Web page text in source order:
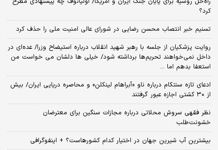
کرد؟
تسنیم خبر انتصاب محسن رضایی در شورای عالی امنیت ملی را حذف کرد
روایت پزشکیان از جلسه با رهبر شهید انقلاب درباره استیضاح وزرا/ عده‌ای در
داخل نمی‌خواهند تحریم‌ها برداشته شود/ خیلی ها دلشان می خواست من
استعفا بدهم اما ...
ادعای تازه سنتکام درباره ناو «آبراهام لینکلن» و محاصره دریایی ایران/ بیش
از ۳۰ کشتی اجازه عبور گرفتند
نظر فقهی سروش محلاتی درباره مجازات سنگین برای معترضان
خشونت‌طلب
بیشترین آب شیرین جهان در اختیار کدام کشورهاست؟ + اینفوگرافی